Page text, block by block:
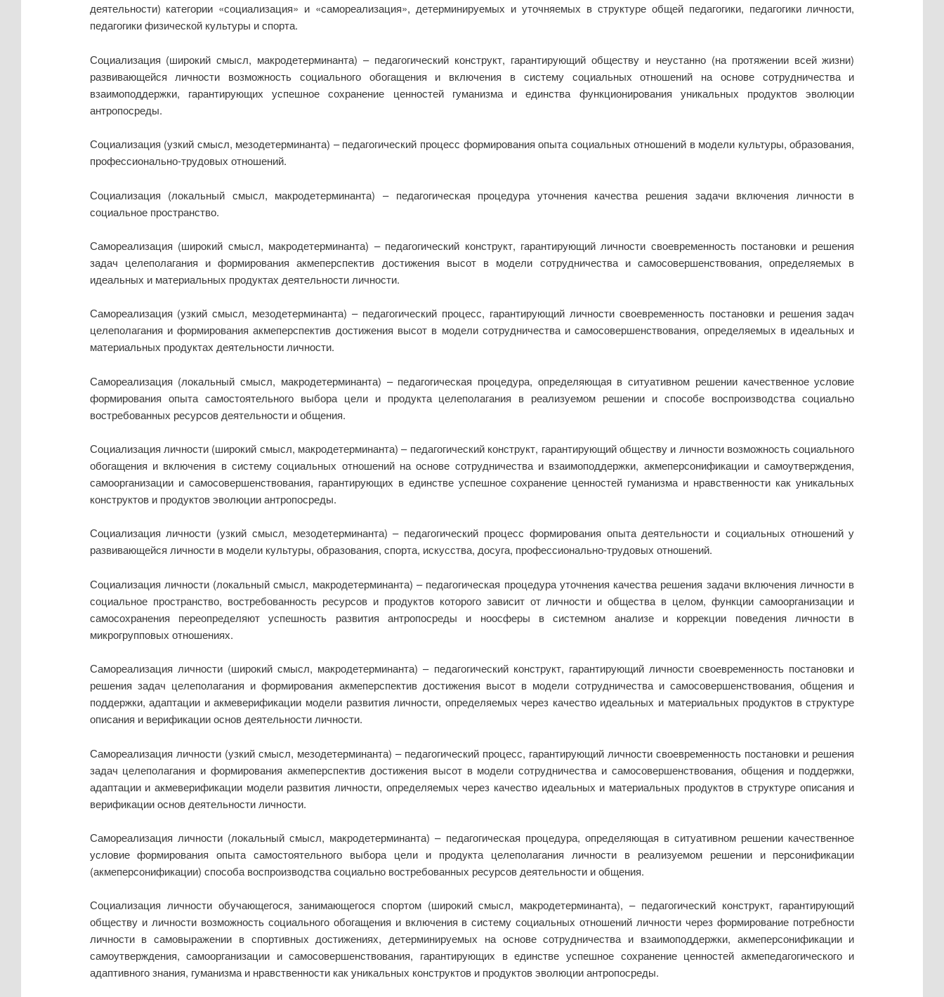
деятельности) категории «социализация» и «самореализация», детерминируемых и уточняемых в структуре общей педагогики, педагогики личности,
педагогики физической культуры и спорта.
Социализация (широкий смысл, макродетерминанта) – педагогический конструкт, гарантирующий обществу и неустанно (на протяжении всей жизни)
развивающейся личности возможность социального обогащения и включения в систему социальных отношений на основе сотрудничества и
взаимоподдержки, гарантирующих успешное сохранение ценностей гуманизма и единства функционирования уникальных продуктов эволюции
антропосреды.
Социализация (узкий смысл, мезодетерминанта) – педагогический процесс формирования опыта социальных отношений в модели культуры, образования,
профессионально-трудовых отношений.
Социализация (локальный смысл, макродетерминанта) – педагогическая процедура уточнения качества решения задачи включения личности в
социальное пространство.
Самореализация (широкий смысл, макродетерминанта) – педагогический конструкт, гарантирующий личности своевременность постановки и решения
задач целеполагания и формирования акмеперспектив достижения высот в модели сотрудничества и самосовершенствования, определяемых в
идеальных и материальных продуктах деятельности личности.
Самореализация (узкий смысл, мезодетерминанта) – педагогический процесс, гарантирующий личности своевременность постановки и решения задач
целеполагания и формирования акмеперспектив достижения высот в модели сотрудничества и самосовершенствования, определяемых в идеальных и
материальных продуктах деятельности личности.
Самореализация (локальный смысл, макродетерминанта) – педагогическая процедура, определяющая в ситуативном решении качественное условие
формирования опыта самостоятельного выбора цели и продукта целеполагания в реализуемом решении и способе воспроизводства социально
востребованных ресурсов деятельности и общения.
Социализация личности (широкий смысл, макродетерминанта) – педагогический конструкт, гарантирующий обществу и личности возможность социального
обогащения и включения в систему социальных отношений на основе сотрудничества и взаимоподдержки, акмеперсонификации и самоутверждения,
самоорганизации и самосовершенствования, гарантирующих в единстве успешное сохранение ценностей гуманизма и нравственности как уникальных
конструктов и продуктов эволюции антропосреды.
Социализация личности (узкий смысл, мезодетерминанта) – педагогический процесс формирования опыта деятельности и социальных отношений у
развивающейся личности в модели культуры, образования, спорта, искусства, досуга, профессионально-трудовых отношений.
Социализация личности (локальный смысл, макродетерминанта) – педагогическая процедура уточнения качества решения задачи включения личности в
социальное пространство, востребованность ресурсов и продуктов которого зависит от личности и общества в целом, функции самоорганизации и
самосохранения переопределяют успешность развития антропосреды и ноосферы в системном анализе и коррекции поведения личности в
микрогрупповых отношениях.
Самореализация личности (широкий смысл, макродетерминанта) – педагогический конструкт, гарантирующий личности своевременность постановки и
решения задач целеполагания и формирования акмеперспектив достижения высот в модели сотрудничества и самосовершенствования, общения и
поддержки, адаптации и акмеверификации модели развития личности, определяемых через качество идеальных и материальных продуктов в структуре
описания и верификации основ деятельности личности.
Самореализация личности (узкий смысл, мезодетерминанта) – педагогический процесс, гарантирующий личности своевременность постановки и решения
задач целеполагания и формирования акмеперспектив достижения высот в модели сотрудничества и самосовершенствования, общения и поддержки,
адаптации и акмеверификации модели развития личности, определяемых через качество идеальных и материальных продуктов в структуре описания и
верификации основ деятельности личности.
Самореализация личности (локальный смысл, макродетерминанта) – педагогическая процедура, определяющая в ситуативном решении качественное
условие формирования опыта самостоятельного выбора цели и продукта целеполагания личности в реализуемом решении и персонификации
(акмеперсонификации) способа воспроизводства социально востребованных ресурсов деятельности и общения.
Социализация личности обучающегося, занимающегося спортом (широкий смысл, макродетерминанта), – педагогический конструкт, гарантирующий
обществу и личности возможность социального обогащения и включения в систему социальных отношений личности через формирование потребности
личности в самовыражении в спортивных достижениях, детерминируемых на основе сотрудничества и взаимоподдержки, акмеперсонификации и
самоутверждения, самоорганизации и самосовершенствования, гарантирующих в единстве успешное сохранение ценностей акмепедагогического и
адаптивного знания, гуманизма и нравственности как уникальных конструктов и продуктов эволюции антропосреды.